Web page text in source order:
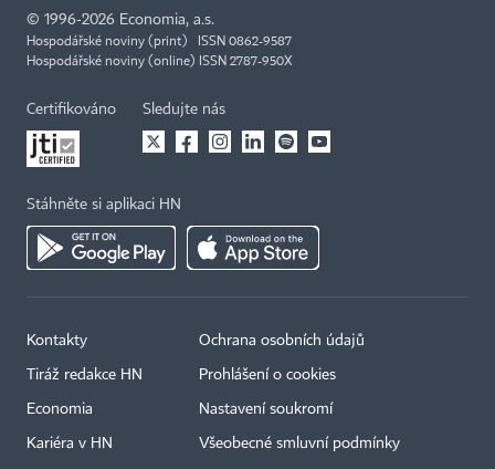
© 1996-2026 Economia, a.s.
Hospodářské noviny (print) ISSN 0862-9587
Hospodářské noviny (online) ISSN 2787-950X
Certifikováno Sledujte nás
Stáhněte si aplikaci HN
Kontakty
Tiráž redakce HN
Economia
Kariéra v HN
Ochrana osobních údajů
Prohlášení o cookies
Nastavení soukromí
Všeobecné smluvní podmínky